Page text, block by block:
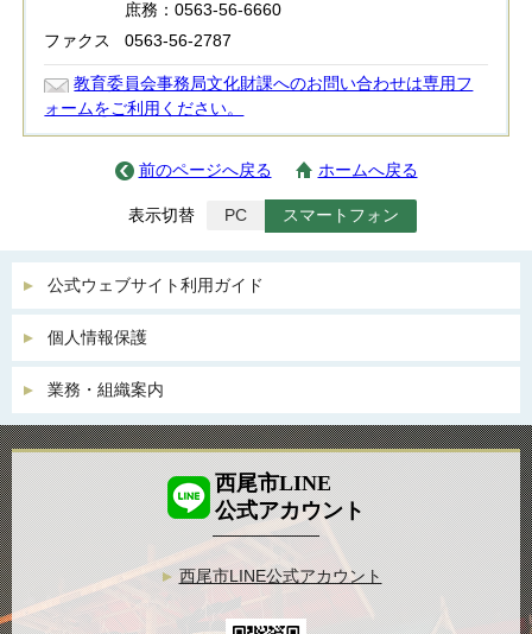
庶務：0563-56-6660
ファクス
0563-56-2787
教育委員会事務局文化財課へのお問い合わせは専用フ
ォームをご利用ください。
前のページへ戻る ホームへ戻る
表示切替 PC スマートフォン
公式ウェブサイト利用ガイド
個人情報保護
業務・組織案内
西尾市LINE
公式アカウント
西尾市LINE公式アカウント